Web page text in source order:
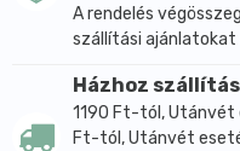
különösen növényi
A termék 400 g-os
tápértéke alapján 100
tartalmaz, emellett
magnézium, kalcium
A rendelés
szállítási ajánlatokat
Házhoz szállítás
1190 Ft-tól,
Ft-tól, Utánvét